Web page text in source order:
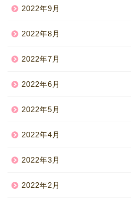
2022年9月
2022年8月
2022年7月
2022年6月
2022年5月
2022年4月
2022年3月
2022年2月